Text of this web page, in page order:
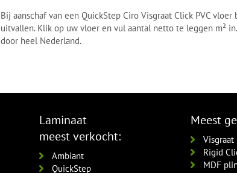
Bij aanschaf van een QuickStep Ciro Visgraat Click PVC
uitvallen. Klik op uw vloer en vul aantal netto te leggen m²
door heel Nederland.
Laminaat
meest verkocht:
Ambiant
QuickStep
Meest
Visgraat
Rigid
MDF